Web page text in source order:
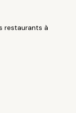
restaurants à